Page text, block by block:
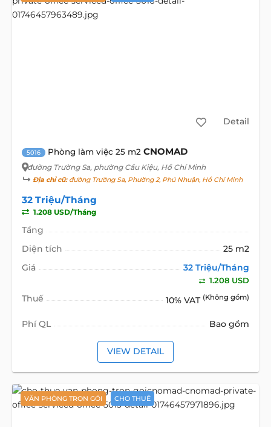
Detail
5016 Phòng làm việc 25 m2 CNOMAD
đường Trường Sa, phường Cầu Kiệu, Hồ Chí Minh
Địa chỉ cũ:đường Trường Sa, Phường 2, Phú Nhuận, Hồ Chí Minh
32 Triệu/Tháng
1.208 USD/Tháng
Tầng
Diện tích
25 m2
Giá
32 Triệu/Tháng
1.208 USD
Thuế 10% VAT (Không gồm)
Phí QL Bao gồm
VIEW DETAIL
VĂN PHÒNG TRỌN GÓI CHO THUÊ